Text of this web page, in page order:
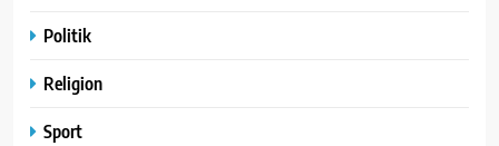
Politik
Religion
Sport